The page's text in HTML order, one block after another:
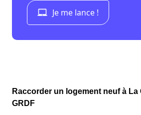
Raccorder un logement neuf à La
GRDF